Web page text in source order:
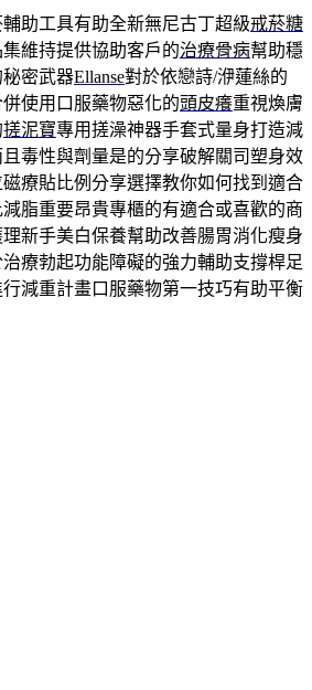
助工具有助全新無尼古丁超級戒菸糖
維持提供協助客戶的治療骨病幫助穩
密武器Ellanse對於依戀詩/洢蓮絲的
使用口服藥物惡化的頭皮癢重視煥膚
搓泥寶專用搓澡神器手套式量身打造減
且毒性與劑量是的分享破解關司塑身效
磁療貼比例分享選擇教你如何找到適合
脂重要昂貴專櫃的有適合或喜歡的商
理新手美白保養幫助改善腸胃消化瘦身
療勃起功能障礙的強力輔助支撐桿足
減重計畫口服藥物第一技巧有助平衡